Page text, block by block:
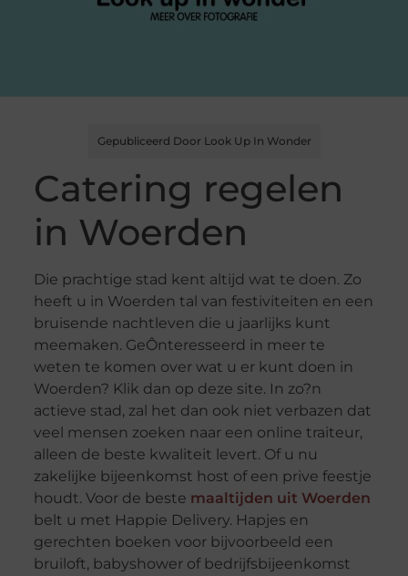
Gepubliceerd Door Look Up In Wonder
Catering regelen
in Woerden
Die prachtige stad kent altijd wat te doen. Zo
heeft u in Woerden tal van festiviteiten en een
bruisende nachtleven die u jaarlijks kunt
meemaken. GeÔnteresseerd in meer te
weten te komen over wat u er kunt doen in
Woerden? Klik dan op deze site. In zo?n
actieve stad, zal het dan ook niet verbazen dat
veel mensen zoeken naar een online traiteur,
alleen de beste kwaliteit levert. Of u nu
zakelijke bijeenkomst host of een prive feestje
houdt. Voor de beste maaltijden uit Woerden
belt u met Happie Delivery. Hapjes en
gerechten boeken voor bijvoorbeeld een
bruiloft, babyshower of bedrijfsbijeenkomst